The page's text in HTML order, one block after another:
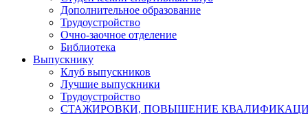
Дополнительное образование
Трудоустройство
Очно-заочное отделение
Библиотека
Выпускнику
Клуб выпускников
Лучшие выпускники
Трудоустройство
СТАЖИРОВКИ, ПОВЫШЕНИЕ